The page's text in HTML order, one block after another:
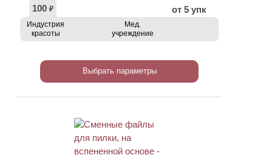
100 ₽ от 5 упк
Индустрия
красоты
Мед.
учреждение
Выбрать параметры